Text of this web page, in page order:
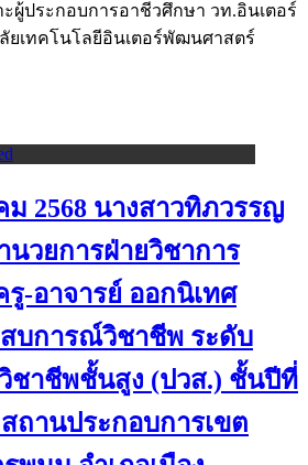
ผู้ประกอบการอาชีวศึกษา วท.อินเตอร์
เทคโนโลยีอินเตอร์พัฒนศาสตร์
2568 นางสาวทิภวรรญ
นวยการฝ่ายวิชาการ
-อาจารย์ ออกนิเทศ
บการณ์วิชาชีพ ระดับ
ชาชีพชั้นสูง (ปวส.) ชั้นปีที่
ถานประกอบการเขต